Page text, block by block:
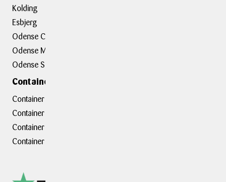
Kolding
Esbjerg
Odense C
Odense M
Odense S
Containerafdelinger
Container hovedkontor
Container Hasselager
Container Kolding
Container Taastrup